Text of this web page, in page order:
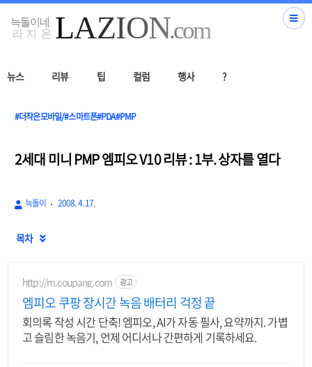
뉴스 리뷰 팁 컬럼 행사 ?
#더작은모바일/#스마트폰#PDA#PMP
2세대 미니 PMP 엠피오 V10 리뷰 : 1부. 상자를 열다
늑돌이 2008. 4. 17.
목차 
http://m.coupang.com 광고
엠피오 쿠팡 장시간 녹음 배터리 걱정 끝
회의록 작성 시간 단축! 엠피오, AI가 자동 필사, 요약까지. 가볍
고 슬림한 녹음기, 언제 어디서나 간편하게 기록하세요.